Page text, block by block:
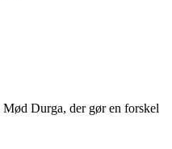
Durga, der gør en forskel